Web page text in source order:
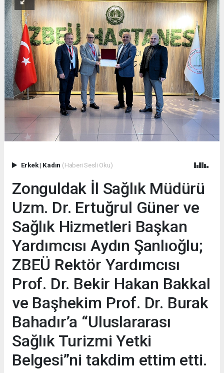
Erkek| Kadın (Haberi Sesli Oku)
Zonguldak İl Sağlık Müdürü
Uzm. Dr. Ertuğrul Güner ve
Sağlık Hizmetleri Başkan
Yardımcısı Aydın Şanlıoğlu;
ZBEÜ Rektör Yardımcısı
Prof. Dr. Bekir Hakan Bakkal
ve Başhekim Prof. Dr. Burak
Bahadır’a “Uluslararası
Sağlık Turizmi Yetki
Belgesi”ni takdim ettim etti.